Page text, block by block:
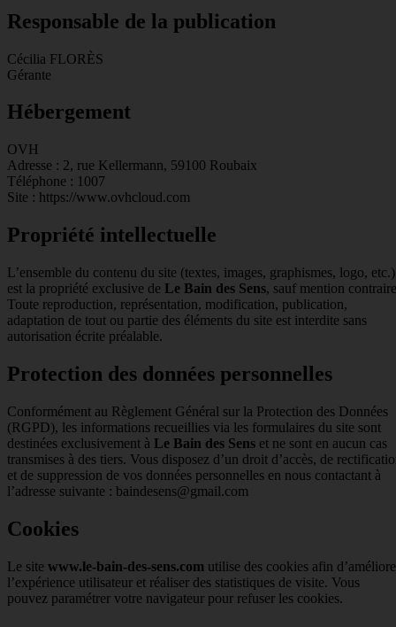
Responsable de la publication
Cécilia FLORÈS
Gérante
Hébergement
OVH
Adresse : 2, rue Kellermann, 59100 Roubaix
Téléphone : 1007
Site : https://www.ovhcloud.com
Propriété intellectuelle
L’ensemble du contenu du site (textes, images, graphismes, logo, etc.)
est la propriété exclusive de Le Bain des Sens, sauf mention
Toute reproduction, représentation, modification, publication,
adaptation de tout ou partie des éléments du site est interdite sans
autorisation écrite préalable.
Protection des données personnelles
Conformément au Règlement Général sur la Protection des Données
(RGPD), les informations recueillies via les formulaires du site sont
destinées exclusivement à Le Bain des Sens et ne sont en aucun cas
transmises à des tiers. Vous disposez d’un droit d’accès, de
et de suppression de vos données personnelles en nous contactant à
l’adresse suivante : baindesens@gmail.com
Cookies
Le site www.le-bain-des-sens.com utilise des cookies afin
l’expérience utilisateur et réaliser des statistiques de visite. Vous
pouvez paramétrer votre navigateur pour refuser les cookies.